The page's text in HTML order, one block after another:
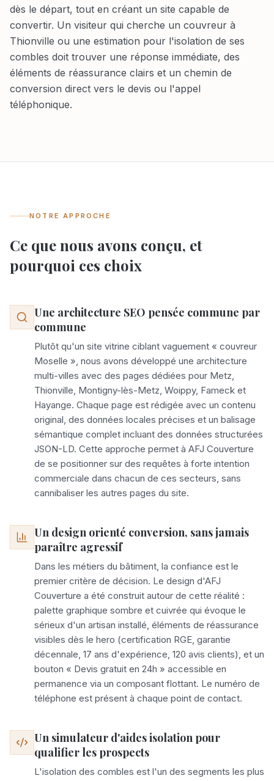
dès le départ, tout en créant un site capable de
convertir. Un visiteur qui cherche un couvreur à
Thionville ou une estimation pour l'isolation de ses
combles doit trouver une réponse immédiate, des
éléments de réassurance clairs et un chemin de
conversion direct vers le devis ou l'appel
téléphonique.
NOTRE APPROCHE
Ce que nous avons conçu, et
pourquoi ces choix
Une architecture SEO pensée commune par
commune
Plutôt qu'un site vitrine ciblant vaguement « couvreur
Moselle », nous avons développé une architecture
multi-villes avec des pages dédiées pour Metz,
Thionville, Montigny-lès-Metz, Woippy, Fameck et
Hayange. Chaque page est rédigée avec un contenu
original, des données locales précises et un balisage
sémantique complet incluant des données structurées
JSON-LD. Cette approche permet à AFJ Couverture
de se positionner sur des requêtes à forte intention
commerciale dans chacun de ces secteurs, sans
cannibaliser les autres pages du site.
Un design orienté conversion, sans jamais
paraître agressif
Dans les métiers du bâtiment, la confiance est le
premier critère de décision. Le design d'AFJ
Couverture a été construit autour de cette réalité :
palette graphique sombre et cuivrée qui évoque le
sérieux d'un artisan installé, éléments de réassurance
visibles dès le hero (certification RGE, garantie
décennale, 17 ans d'expérience, 120 avis clients), et un
bouton « Devis gratuit en 24h » accessible en
permanence via un composant flottant. Le numéro de
téléphone est présent à chaque point de contact.
Un simulateur d'aides isolation pour
qualifier les prospects
L'isolation des combles est l'un des segments les plus